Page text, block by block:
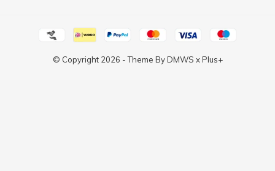
© Copyright 2026 - Theme ByDMWS xPlus+